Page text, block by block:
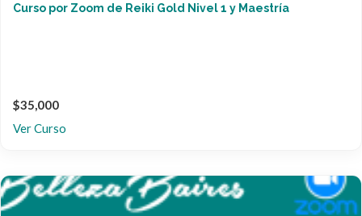
Curso por Zoom de Reiki Gold Nivel 1 y Maestría
$35,000
Ver Curso